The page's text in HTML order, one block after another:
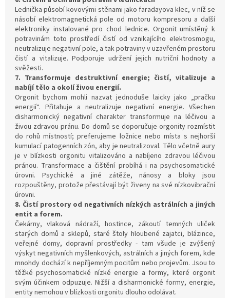
Lednička působí kovovými stěnami jako faradayova klec, v níž se
násobí elektromagnetická pole od motoru kompresoru a další
elektroniky instalované pro chod lednice. Orgonit umístěný k
potravinám toto prostředí čistí od vznikajícího elektrosmogu,
neutralizuje negativní pole, a tak potraviny v uzavřeném prostoru
čistí a vitalizuje. Podporuje udržení jejich nutriční hodnoty a
svěžesti.
7. Transformuje destruktivní energie; čistí, vitalizuje a
nabíjí tělo a okolí živou energií.
Orgonit bychom mohli nazvat jednoduše laicky jako „pračku
energií“. Přitahuje a neutralizuje negativní energie. Všechen
disharmonický negativní charakter transformuje na léčivou a
živou zdravou pránu. Do domů se doporučuje orgonity rozmístit
do rohů místností; preferujeme ložnice nebo místa s nejhorší
kumulací patogenních zón, aby je neutralizoval. Tělo včetně aury
je v blízkosti orgonitu vitalizováno a nabíjeno zdravou léčivou
pránou. Transformace a čištění probíhá i na psychosomatické
úrovni. Psychické a jiné zátěže, nánosy a bloky jsou
rozpouštěny, protože přestávají být živeny na své nízkovibrační
úrovni.
8. Čistí prostory od negativních nízkých astrálních a jiných
entit a forem.
Čekárny, vlaková nádraží, hostince, zákoutí temných uliček
starých domů a sklepů, staré štoly hloubené zajatci, blázince,
veřejné domy, dopravní prostředky - tam všude je zvýšený
výskyt negativních myšlenkových, astrálních a jiných forem, kde
mnohdy dochází k nepříjemným pocitům nebo projevům. Jsou to
těžké psychosomatické nízké energie a formy, které orgonit
svým účinkem odpuzuje. Nižší a disharmonické formy, energie,
entity nemohou v blízkosti orgonitu dlouho odolávat.